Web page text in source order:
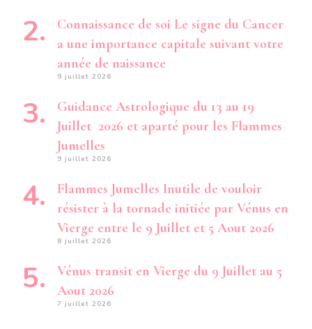
Connaissance de soi Le signe du Cancer
a une importance capitale suivant votre
année de naissance
9 juillet 2026
Guidance Astrologique du 13 au 19
Juillet 2026 et aparté pour les Flammes
Jumelles
9 juillet 2026
Flammes Jumelles Inutile de vouloir
résister à la tornade initiée par Vénus en
Vierge entre le 9 Juillet et 5 Aout 2026
8 juillet 2026
Vénus transit en Vierge du 9 Juillet au 5
Aout 2026
7 juillet 2026